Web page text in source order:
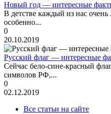
Новый год — интересные
В детстве каждый из нас
особенно...
0
20.10.2019
Русский флаг — интересные
Сейчас бело-сине-красный
символов РФ,...
0
02.12.2019
Все статьи на сайте